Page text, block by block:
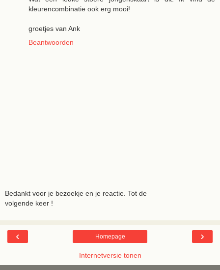
kleurencombinatie ook erg mooi!
groetjes van Ank
Beantwoorden
Bedankt voor je bezoekje en je reactie. Tot de
volgende keer !
‹ ›
Homepage
Internetversie tonen